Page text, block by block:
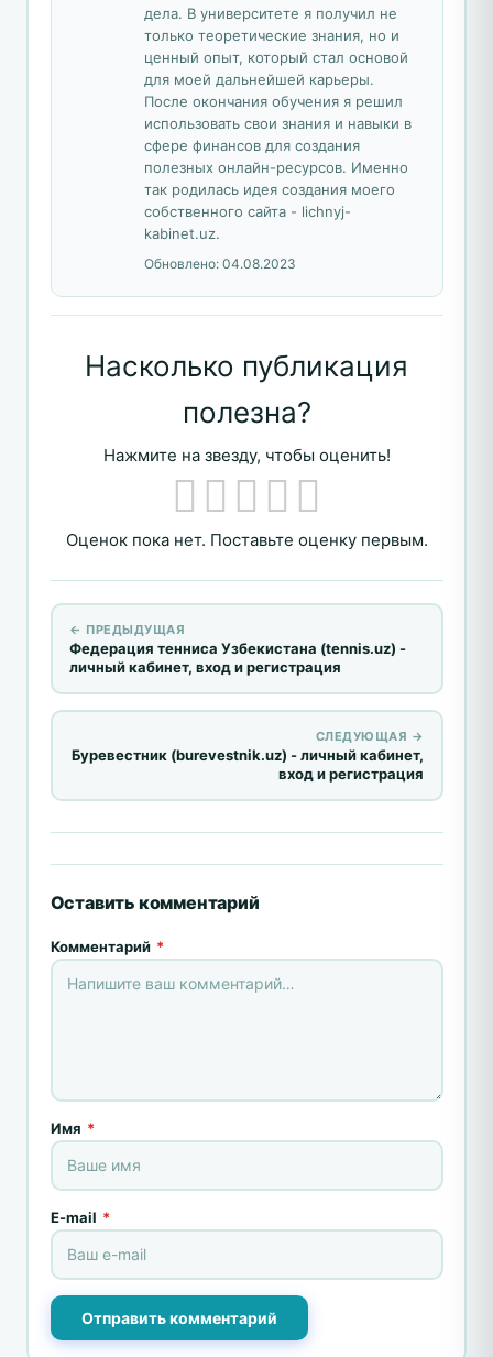
дела. В университете я получил не
только теоретические знания, но и
ценный опыт, который стал основой
для моей дальнейшей карьеры.
После окончания обучения я решил
использовать свои знания и навыки в
сфере финансов для создания
полезных онлайн-ресурсов. Именно
так родилась идея создания моего
собственного сайта - lichnyj-
kabinet.uz.
Обновлено: 04.08.2023
Насколько публикация
полезна?
Нажмите на звезду, чтобы оценить!
Оценок пока нет. Поставьте оценку первым.
← ПРЕДЫДУЩАЯ
Федерация тенниса Узбекистана (tennis.uz) -
личный кабинет, вход и регистрация
СЛЕДУЮЩАЯ →
Буревестник (burevestnik.uz) - личный кабинет,
вход и регистрация
Оставить комментарий
Комментарий *
Имя *
E-mail *
Отправить комментарий